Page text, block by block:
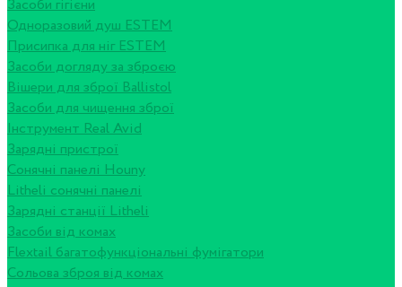
Засоби гігієни
Одноразовий душ ESTEM
Присипка для ніг ESTEM
Засоби догляду за зброєю
Вішери для зброї Ballistol
Засоби для чищення зброї
Інструмент Real Avid
Зарядні пристрої
Сонячні панелі Houny
Litheli сонячні панелі
Зарядні станції Litheli
Засоби від комах
Flextail багатофункціональні фумігатори
Сольова зброя від комах